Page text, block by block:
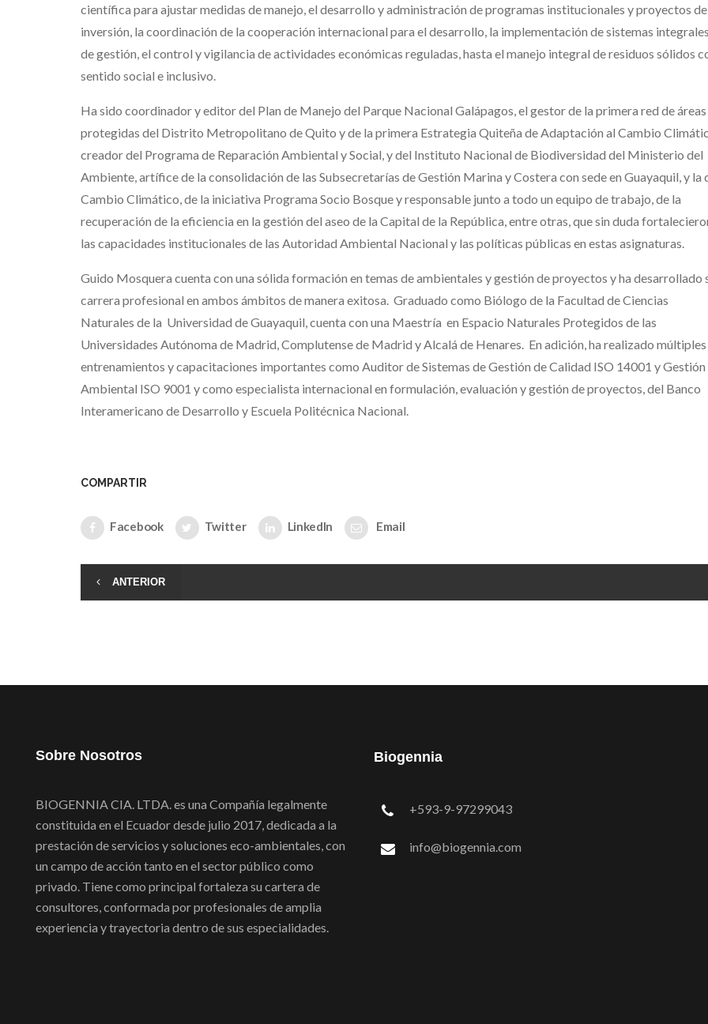
científica para ajustar medidas de manejo, el desarrollo y administración de programas institucionales y proyectos de
inversión, la coordinación de la cooperación internacional para el desarrollo, la implementación de sistemas integrales
de gestión, el control y vigilancia de actividades económicas reguladas, hasta el manejo integral de residuos sólidos
sentido social e inclusivo.
Ha sido coordinador y editor del Plan de Manejo del Parque Nacional Galápagos, el gestor de la primera red de áreas
protegidas del Distrito Metropolitano de Quito y de la primera Estrategia Quiteña de Adaptación al Cambio
creador del Programa de Reparación Ambiental y Social, y del Instituto Nacional de Biodiversidad del Ministerio del
Ambiente, artífice de la consolidación de las Subsecretarías de Gestión Marina y Costera con sede en Guayaquil, y la
Cambio Climático, de la iniciativa Programa Socio Bosque y responsable junto a todo un equipo de trabajo, de la
recuperación de la eficiencia en la gestión del aseo de la Capital de la República, entre otras, que sin duda
las capacidades institucionales de las Autoridad Ambiental Nacional y las políticas públicas en estas asignaturas.
Guido Mosquera cuenta con una sólida formación en temas de ambientales y gestión de proyectos y ha desarrollado
carrera profesional en ambos ámbitos de manera exitosa. Graduado como Biólogo de la Facultad de Ciencias
Naturales de la Universidad de Guayaquil, cuenta con una Maestría en Espacio Naturales Protegidos de las
Universidades Autónoma de Madrid, Complutense de Madrid y Alcalá de Henares. En adición, ha realizado múltiples
entrenamientos y capacitaciones importantes como Auditor de Sistemas de Gestión de Calidad ISO 14001 y Gestión
Ambiental ISO 9001 y como especialista internacional en formulación, evaluación y gestión de proyectos, del Banco
Interamericano de Desarrollo y Escuela Politécnica Nacional.
COMPARTIR
Facebook Twitter LinkedIn Email
ANTERIOR
Sobre Nosotros
BIOGENNIA CIA. LTDA. es una Compañía legalmente
constituida en el Ecuador desde julio 2017, dedicada a la
prestación de servicios y soluciones eco-ambientales, con
un campo de acción tanto en el sector público como
privado. Tiene como principal fortaleza su cartera de
consultores, conformada por profesionales de amplia
experiencia y trayectoria dentro de sus especialidades.
Biogennia
+593-9-97299043
info@biogennia.com